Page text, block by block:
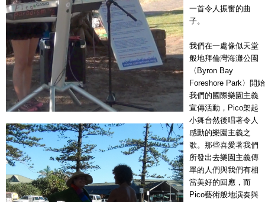
一首令人振奮的曲
子。
我們在一處像似天堂
般地拜倫灣海灘公園
〈Byron Bay
Foreshore Park〉開始
我們的國際樂園主義
宣傳活動，Pico架起
小舞台然後唱著令人
感動的樂園主義之
歌。那些喜愛著我們
所發出去樂園主義傳
單的人們與我們有相
當美好的回應，而
Pico藝術般地演奏與